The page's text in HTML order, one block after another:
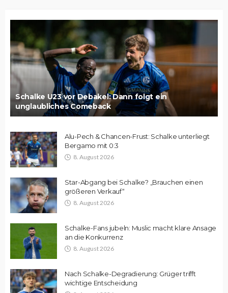
Schalke U23 vor Debakel: Dann folgt ein
unglaubliches Comeback
Alu-Pech & Chancen-Frust: Schalke unterliegt
Bergamo mit 0:3
8. August 2026
Star-Abgang bei Schalke? „Brauchen einen
größeren Verkauf“
8. August 2026
Schalke-Fans jubeln: Muslic macht klare Ansage
an die Konkurrenz
8. August 2026
Nach Schalke-Degradierung: Grüger trifft
wichtige Entscheidung